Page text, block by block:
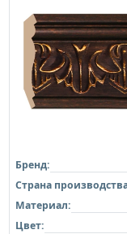
Бренд:
Страна
Материал:
Цвет: